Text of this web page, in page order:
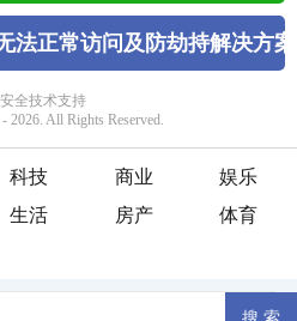
科技 商业
娱乐
生活 房产
体育